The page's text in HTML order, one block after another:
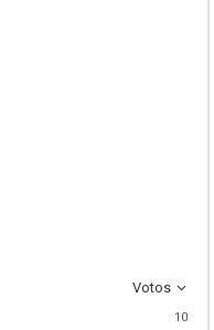
Votos
10